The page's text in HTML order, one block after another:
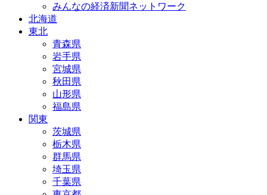
みんなの経済新聞ネットワーク
北海道
東北
青森県
岩手県
宮城県
秋田県
山形県
福島県
関東
茨城県
栃木県
群馬県
埼玉県
千葉県